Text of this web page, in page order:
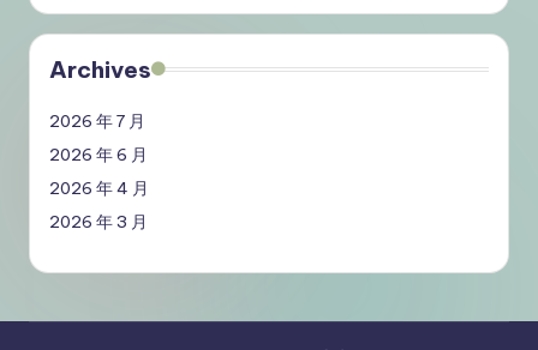
Archives
2026 年 7 月
2026 年 6 月
2026 年 4 月
2026 年 3 月